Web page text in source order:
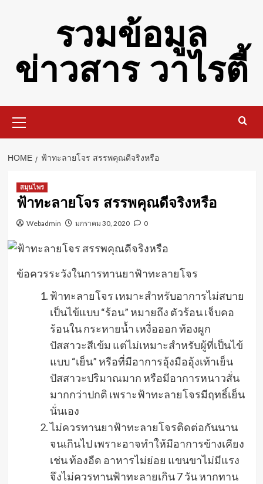
รวมข้อมูล
ข่าวสาร วาไรตี้
Menu
HOME ฟ้าทะลายโจร สรรพคุณดีจริงหรือ
สมุนไพร
ฟ้าทะลายโจร สรรพคุณดีจริงหรือ
Webadmin มกราคม 30, 2020 0
ข้อควรระวังในการทานยาฟ้าทะลายโจร
ฟ้าทะลายโจร เหมาะสำหรับอาการไม่สบาย
เป็นไข้แบบ “ร้อน” หมายถึง ตัวร้อน เจ็บคอ
ร้อนใน กระหายน้ำ เหงื่อออก ท้องผูก
ปัสสาวะสีเข้ม แต่ไม่เหมาะสำหรับผู้ที่เป็นไข้
แบบ “เย็น” หรือที่มีอาการอุ้งมืออุ้งเท้าเย็น
ปัสสาวะปริมาณมาก หรือมีอาการหนาวสั่น
มากกว่าปกติ เพราะฟ้าทะลายโจรมีฤทธิ์เย็น
นั่นเอง
ไม่ควรทานยาฟ้าทะลายโจรติดต่อกันนาน
จนเกินไป เพราะอาจทำให้มีอาการข้างเคียง
เช่น ท้องอืด อาหารไม่ย่อย แขนขาไม่มีแรง
จึงไม่ควรทานฟ้าทะลายเกิน 7 วัน หากทาน